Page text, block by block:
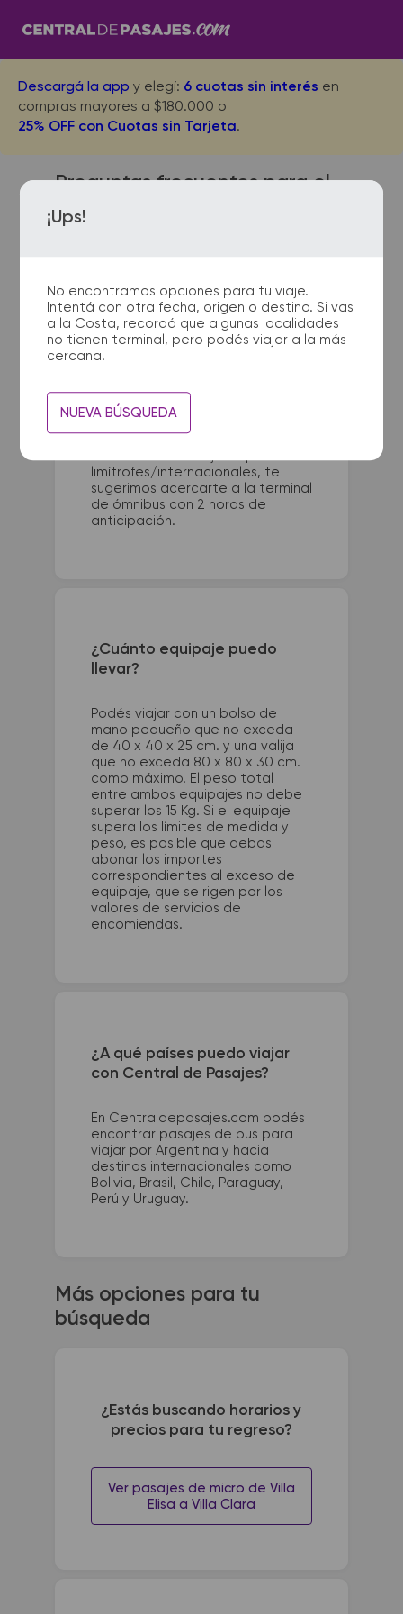
Descargá la app y elegí: 6 cuotas sin interés en
compras mayores a $180.000 o
25% OFF con Cuotas sin Tarjeta.
¡Ups!
No encontramos opciones para tu viaje.
Intentá con otra fecha, origen o destino. Si vas
a la Costa, recordá que algunas localidades
no tienen terminal, pero podés viajar a la más
cercana.
NUEVA BÚSQUEDA
Preguntas frecuentes para el
viaje desde Villa Clara a Villa
Elisa
¿Con cuánta anticipación
debo presentarme en la
terminal de micros?
Para viajes nacionales es
limítrofes/internacionales, te
sugerimos acercarte a la terminal
de ómnibus con 2 horas de
anticipación.
¿Cuánto equipaje puedo
llevar?
Podés viajar con un bolso de
mano pequeño que no exceda
de 40 x 40 x 25 cm. y una valija
que no exceda 80 x 80 x 30 cm.
como máximo. El peso total
entre ambos equipajes no debe
superar los 15 Kg. Si el equipaje
supera los límites de medida y
peso, es posible que debas
abonar los importes
correspondientes al exceso de
equipaje, que se rigen por los
valores de servicios de
encomiendas.
¿A qué países puedo viajar
con Central de Pasajes?
En Centraldepasajes.com podés
encontrar pasajes de bus para
viajar por Argentina y hacia
destinos internacionales como
Bolivia, Brasil, Chile, Paraguay,
Perú y Uruguay.
Más opciones para tu
búsqueda
¿Estás buscando horarios y
precios para tu regreso?
Ver pasajes de micro de Villa
Elisa a Villa Clara